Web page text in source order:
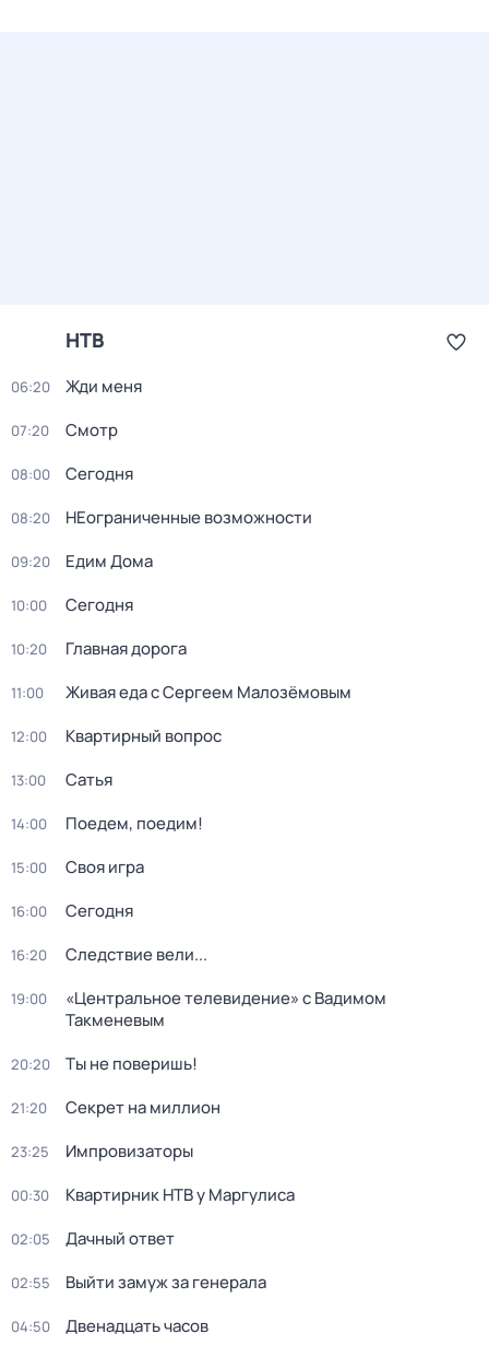
НТВ
06:20 Жди меня
07:20 Смотр
08:00 Сегодня
08:20 НЕограниченные возможности
09:20 Едим Дома
10:00 Сегодня
10:20 Главная дорога
11:00 Живая еда с Сергеем Малозёмовым
12:00 Квартирный вопрос
13:00 Сатья
14:00 Поедем, поедим!
15:00 Своя игра
16:00 Сегодня
16:20 Следствие вели...
19:00
«Центральное телевидение» с Вадимом
Такменевым
20:20 Ты не поверишь!
21:20 Секрет на миллион
23:25 Импровизаторы
00:30 Квартирник НТВ у Маргулиса
02:05 Дачный ответ
02:55 Выйти замуж за генерала
04:50 Двенадцать часов